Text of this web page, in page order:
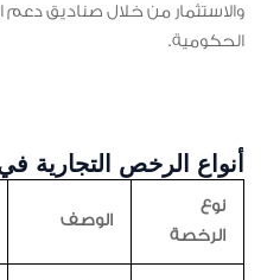
والاستثمار من خلال صناديق دعم
الحكومية.
أنواع الرخص التجارية
نوع
الرخصة
الوصف